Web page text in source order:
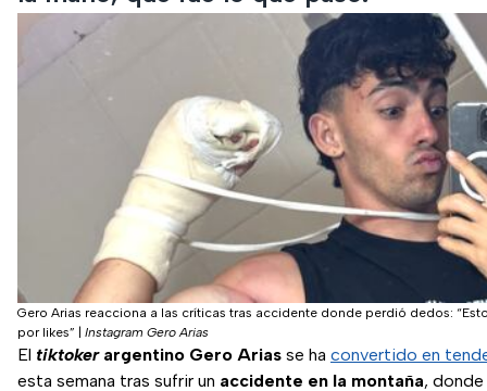
Gero Arias reacciona a las críticas tras accidente donde perdió dedos:
por likes”
Instagram Gero Arias
El tiktokerargentino Gero Arias se ha convertido en
esta semana tras sufrir un accidente en la montaña, donde